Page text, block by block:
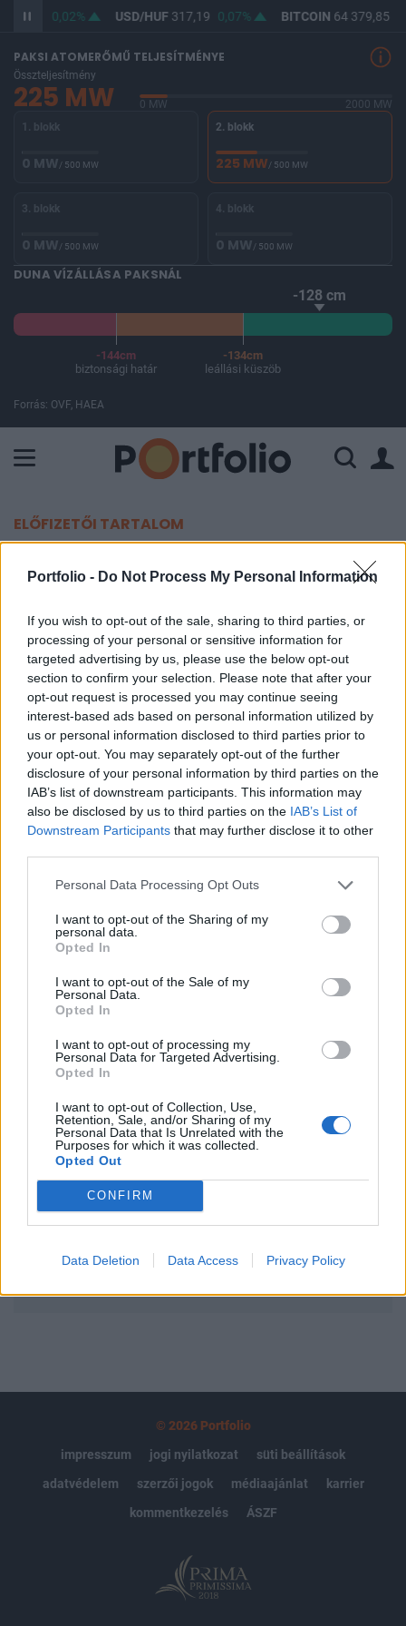
Portfolio - Do Not Process My Personal Information
If you wish to opt-out of the sale, sharing to third parties, or
processing of your personal or sensitive information for
targeted advertising by us, please use the below opt-out
section to confirm your selection. Please note that after your
opt-out request is processed you may continue seeing
interest-based ads based on personal information utilized by
us or personal information disclosed to third parties prior to
your opt-out. You may separately opt-out of the further
disclosure of your personal information by third parties on the
IAB’s list of downstream participants. This information may
also be disclosed by us to third parties on the IAB’s List of
Downstream Participants that may further disclose it to other
Personal Data Processing Opt Outs
I want to opt-out of the Sharing of my
personal data.
Opted In
I want to opt-out of the Sale of my
Personal Data.
Opted In
I want to opt-out of processing my
Personal Data for Targeted Advertising.
Opted In
I want to opt-out of Collection, Use,
Retention, Sale, and/or Sharing of my
Personal Data that Is Unrelated with the
Purposes for which it was collected.
Opted Out
CONFIRM
Data Deletion Data Access Privacy Policy
365,48 0,02% USD/HUF317,19 0,07% BITCOIN 64 379,85
PAKSI ATOMERŐMŰ TELJESÍTMÉNYE
Összteljesítmény
225 MW 0 MW
2000 MW
1. blokk
0 MW/ 500 MW
2. blokk
225 MW/ 500 MW
3. blokk
0 MW/ 500 MW
4. blokk
0 MW/ 500 MW
DUNA VÍZÁLLÁSA PAKSNÁL
-128 cm
-144cm
biztonsági határ
-134cm
leállási küszöb
Forrás: OVF, HAEA
ELŐFIZETŐI TARTALOM
Új BUX kosár - tovább növekvő
Portfolio
2004. október 01. 10:00
A mai napon tette közzé a BÉT a BUX és a közepes
kapitalizációjú részvényindex, a BUMIX új
súlyozását. A BUX-on belül a vezető négy blus chip
részvény súlya immár 91.4%, mely minden
bizonnyal a BorsodChem jelentősen megnőtt
közkézhányadának következtében a következő
Az indexek összetételében bekövetkezett változás már
korábban nyilvánosságra került, a mai napon az új súlyok
jelentenek érdemi információt a befektetők számára.
KEDVES OLVASÓNK!
tartozik, melynek olvasása előfizetéses
regisztrációhoz kötött.
Az előfizetés a következőket tartalmazza:
Portfolio.hu teljes cikkarchívum
Kötéslisták: BÉT elmúlt 2 év napon belüli
kötéslistái
© 2026 Portfolio
impresszum
jogi nyilatkozat
süti beállítások
adatvédelem
szerzői jogok médiaajánlat
karrier
kommentkezelés
ÁSZF